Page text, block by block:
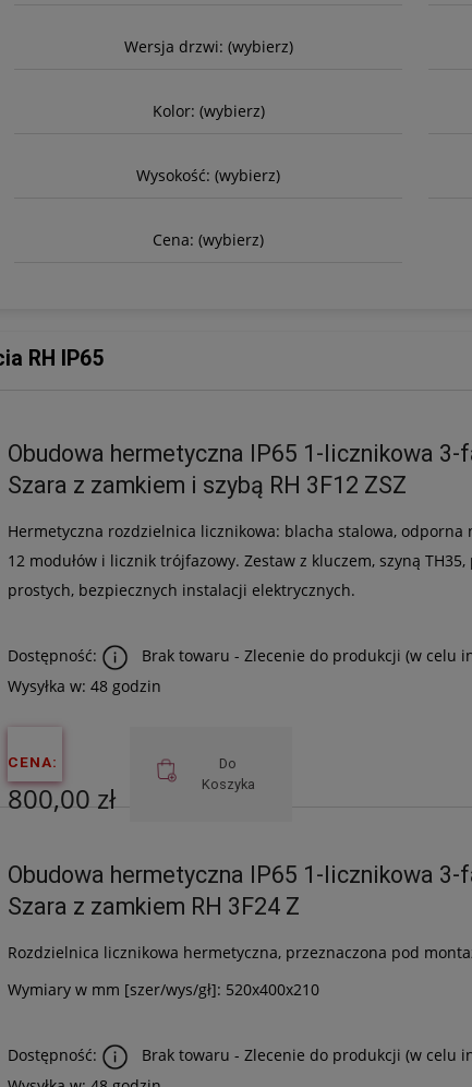
Wersja drzwi: (wybierz)
Kolor: (wybierz)
Wysokość: (wybierz)
Cena: (wybierz)
RH IP65
Obudowa hermetyczna IP65 1-licznikowa
Szara z zamkiem i szybą RH 3F12 ZSZ
Hermetyczna rozdzielnica licznikowa: blacha stalowa,
12 modułów i licznik trójfazowy. Zestaw z kluczem, szyną
prostych, bezpiecznych instalacji elektrycznych.
Dostępność:
Brak towaru - Zlecenie do produkcji (w
Wysyłka w: 48 godzin
CENA:
800,00 zł
650,41 zł
Do
Koszyka
Obudowa hermetyczna IP65 1-licznikowa 3-
Szara z zamkiem RH 3F24 Z
Rozdzielnica licznikowa hermetyczna, przeznaczona pod
Wymiary w mm [szer/wys/gł]: 520x400x210
Dostępność:
Brak towaru - Zlecenie do produkcji (w